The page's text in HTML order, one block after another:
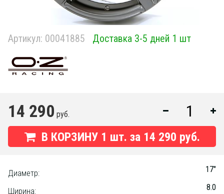
Артикул: 00041885 Доставка 3-5 дней 1 шт
14 290 руб.
В КОРЗИНУ 1 шт. за 14 290 руб.
Диаметр: 17"
Ширина: 8.0